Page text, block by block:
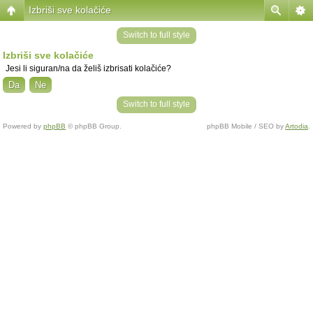
Izbriši sve kolačiće
Switch to full style
Izbriši sve kolačiće
Jesi li siguran/na da želiš izbrisati kolačiće?
Switch to full style
Powered by phpBB © phpBB Group. phpBB Mobile / SEO byArtodia